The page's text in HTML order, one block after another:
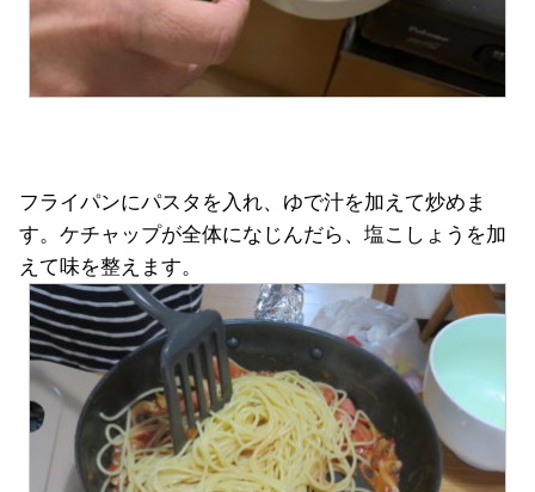
フライパンにパスタを入れ、ゆで汁を加えて炒めま
す。ケチャップが全体になじんだら、塩こしょうを加
えて味を整えます。